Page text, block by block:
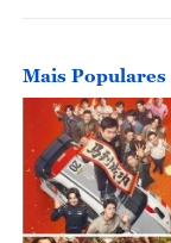
Mais Populares